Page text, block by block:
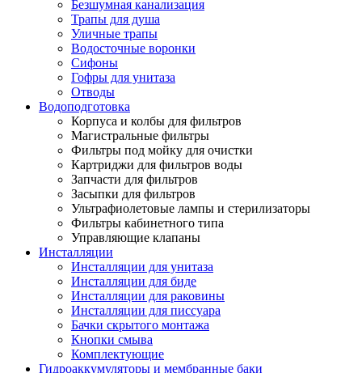
Безшумная канализация
Трапы для душа
Уличные трапы
Водосточные воронки
Сифоны
Гофры для унитаза
Отводы
Водоподготовка
Корпуса и колбы для фильтров
Магистральные фильтры
Фильтры под мойку для очистки
Картриджи для фильтров воды
Запчасти для фильтров
Засыпки для фильтров
Ультрафиолетовые лампы и стерилизаторы
Фильтры кабинетного типа
Управляющие клапаны
Инсталляции
Инсталляции для унитаза
Инсталляции для биде
Инсталляции для раковины
Инсталляции для писсуара
Бачки скрытого монтажа
Кнопки смыва
Комплектующие
Гидроаккумуляторы и мембранные баки